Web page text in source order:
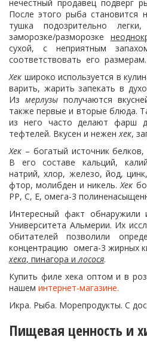
нечестный продавец подверг
После этого рыба становится
тушка подозрительно
заморозке/разморозке
сухой, с неприятным
соответствовать его размерам.
Хек широко используется в
варить, жарить запекать в
Из мерлузыполучаются
также первые и вторые блюда.
из него часто делают фарш
тефтелей. Вкусен и неженхек,
Хек – богатый источник
В его составе кальций,
натрий, хлор, железо, йод,
фтор, молибден и никель.Хек
РР, С, Е, омега-3
Интересный факт обнаружили
Университета Альмерии. Их
обитателей позволили
концентрацию омега-3 жирных
хека, пинагора илосося.
Купить филе хека оптом и в
нашем интернет-магазине.
Икра. Рыба. Морепродукты. С
Пищевая ценность и